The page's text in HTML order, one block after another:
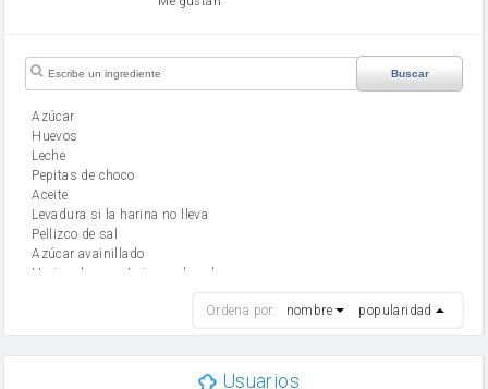
Buscar
Azúcar
huevos
leche
Pepitas de choco
aceite
Levadura si la harina no lleva
Pellizco de sal
Azúcar avainillado
Harina de reposteria con levadura
mantequilla
Ordena por: nombre popularidad
Usuarios